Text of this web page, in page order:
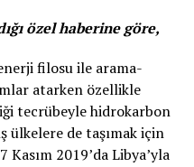
özel haberine göre,
filosu ile arama-
atarken özellikle
tecrübeyle hidrokarbon
ülkelere de taşımak için
2019’da Libya’yla